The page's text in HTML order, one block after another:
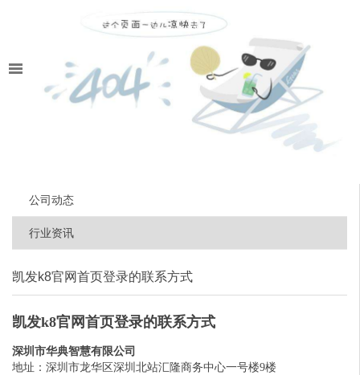
公司动态
行业资讯
凯发k8官网首页登录的联系方式
凯发k8官网首页登录的联系方式
深圳市华典智慧有限公司
地址：深圳市龙华区深圳北站汇隆商务中心一号楼9楼